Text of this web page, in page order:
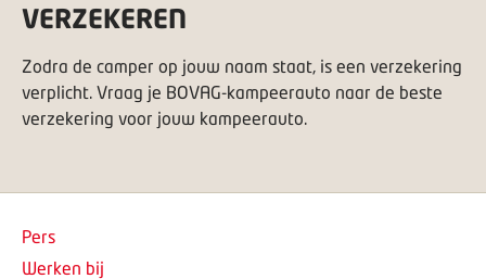
VERZEKEREN
Zodra de camper op jouw naam staat, is een verzekering
verplicht. Vraag je BOVAG-kampeerauto naar de beste
verzekering voor jouw kampeerauto.
Pers
Werken bij